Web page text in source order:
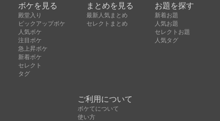
ボケを見る
殿堂入り
ピックアップボケ
人気ボケ
注目ボケ
急上昇ボケ
新着ボケ
セレクト
タグ
まとめを見る
最新人気まとめ
セレクトまとめ
お題を探す
新着お題
人気お題
セレクトお題
人気タグ
ご利用について
ボケてについて
使い方